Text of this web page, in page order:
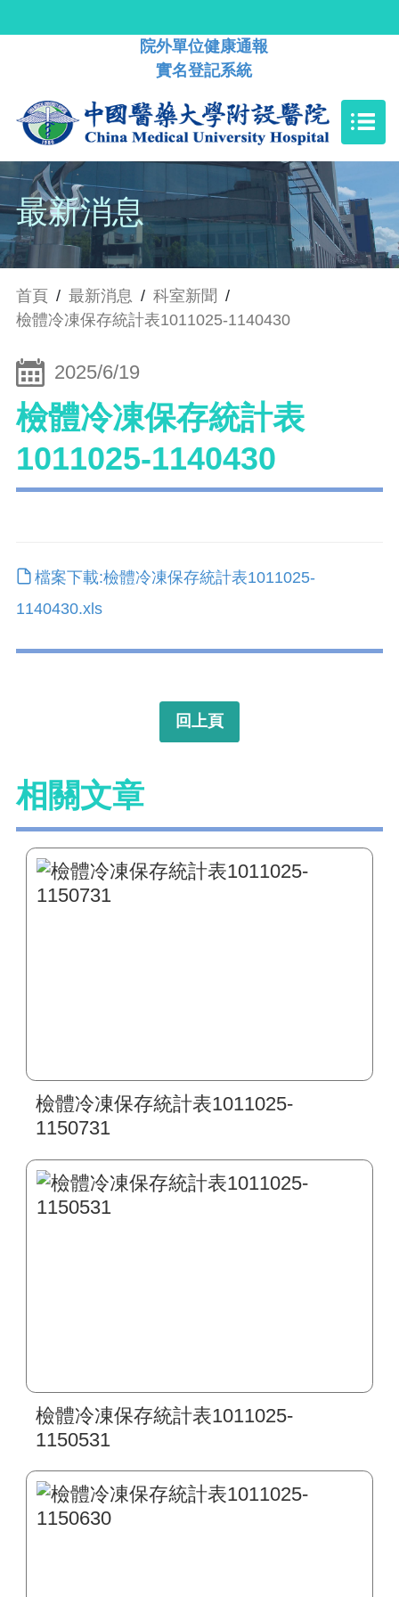
院外單位健康通報
實名登記系統
最新消息
首頁 / 最新消息 / 科室新聞 /
檢體冷凍保存統計表1011025-1140430
2025/6/19
檢體冷凍保存統計表
1011025-1140430
檔案下載:檢體冷凍保存統計表1011025-
1140430.xls
回上頁
相關文章
檢體冷凍保存統計表1011025-
1150731
檢體冷凍保存統計表1011025-
1150531